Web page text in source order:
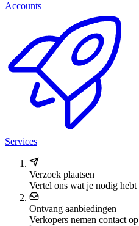
Accounts
Services
Verzoek plaatsen
Vertel ons wat je nodig hebt
Ontvang aanbiedingen
Verkopers nemen contact op